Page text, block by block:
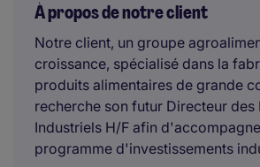
À propos de notre client
Notre client, un groupe
croissance, spécialisé dans la
produits alimentaires de grande
recherche son futur Directeur des
Industriels H/F afin
programme d'investissements